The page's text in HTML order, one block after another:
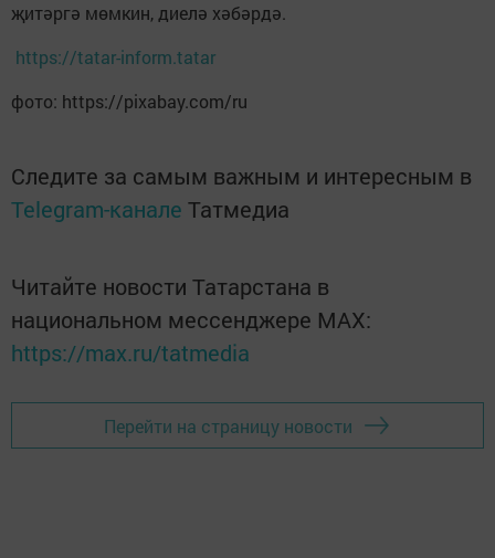
җитәргә мөмкин, диелә хәбәрдә.
https://tatar-inform.tatar
фото: https://pixabay.com/ru
Следите за самым важным и интересным в
Telegram-канале Татмедиа
Читайте новости Татарстана в
национальном мессенджере MАХ:
https://max.ru/tatmedia
Перейти на страницу новости